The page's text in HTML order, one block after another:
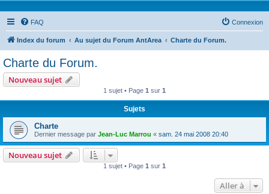
FAQ Connexion
Index du forum Au sujet du Forum AntArea Charte du Forum.
Charte du Forum.
Nouveau sujet
1 sujet • Page 1 sur 1
Sujets
Charte
Dernier message par Jean-Luc Marrou « sam. 24 mai 2008 20:40
Nouveau sujet
1 sujet • Page 1 sur 1
Aller à